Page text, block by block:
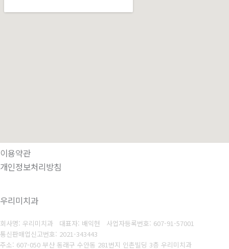
이용약관
개인정보처리방침
우리미치과
회사명: 우리미치과 대표자: 배익현 사업자등록번호: 607-91-57001
통신판매업신고번호: 2021-343443
주소: 607-050 부산 동래구 수안동 281번지 인촌빌딩 3층 우리미치과